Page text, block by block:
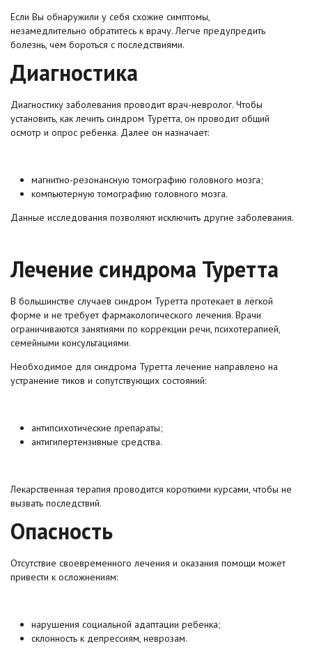
Если Вы обнаружили у себя схожие симптомы,
незамедлительно обратитесь к врачу. Легче предупредить
болезнь, чем бороться с последствиями.
Диагностика
Диагностику заболевания проводит врач-невролог. Чтобы
установить, как лечить синдром Туретта, он проводит общий
осмотр и опрос ребенка. Далее он назначает:
магнитно-резонансную томографию головного мозга;
компьютерную томографию головного мозга.
Данные исследования позволяют исключить другие заболевания.
Лечение синдрома Туретта
В большинстве случаев синдром Туретта протекает в лёгкой
форме и не требует фармакологического лечения. Врачи
ограничиваются занятиями по коррекции речи, психотерапией,
семейными консультациями.
Необходимое для синдрома Туретта лечение направлено на
устранение тиков и сопутствующих состояний:
антипсихотические препараты;
антигипертензивные средства.
Лекарственная терапия проводится короткими курсами, чтобы не
вызвать последствий.
Опасность
Отсутствие своевременного лечения и оказания помощи может
привести к осложнениям:
нарушения социальной адаптации ребенка;
склонность к депрессиям, неврозам.